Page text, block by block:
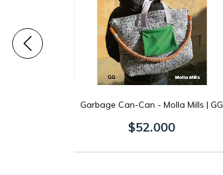
Garbage Can-Can - Molla Mills | GG
$52.000